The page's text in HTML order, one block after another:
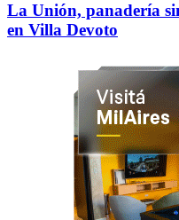
La Unión, panadería
en Villa Devoto